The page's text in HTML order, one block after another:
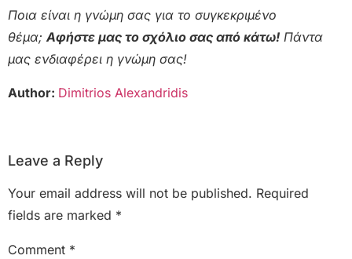
Ποια είναι η γνώμη σας για το συγκεκριμένο
θέμα;Αφήστε μας το σχόλιο σας από κάτω! Πάντα
μας ενδιαφέρει η γνώμη σας!
Author: Dimitrios Alexandridis
Leave a Reply
Your email address will not be published. Required
fields are marked *
Comment *